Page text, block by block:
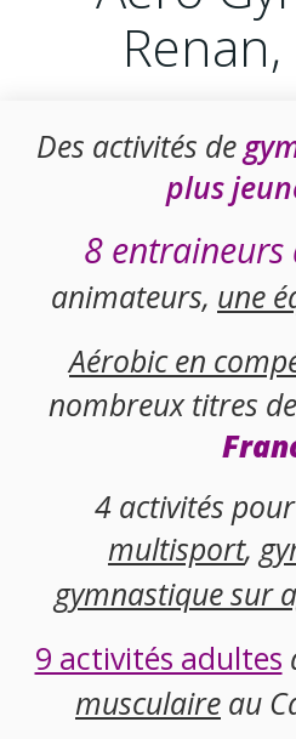
Des activités de
plus
8 entraineurs
animateurs, une
Aérobic en
nombreux titres de
4 activités
multisport,
gymnastique sur
9 activités adultes
musculaire au